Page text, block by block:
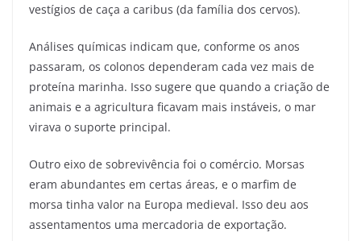
vestígios de caça a caribus (da família dos cervos).
Análises químicas indicam que, conforme os anos
passaram, os colonos dependeram cada vez mais de
proteína marinha. Isso sugere que quando a criação de
animais e a agricultura ficavam mais instáveis, o mar
virava o suporte principal.
Outro eixo de sobrevivência foi o comércio. Morsas
eram abundantes em certas áreas, e o marfim de
morsa tinha valor na Europa medieval. Isso deu aos
assentamentos uma mercadoria de exportação.